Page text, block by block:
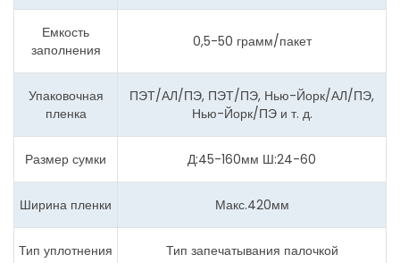
Емкость
заполнения
0,5-50 грамм/пакет
Упаковочная
пленка
ПЭТ/АЛ/ПЭ, ПЭТ/ПЭ, Нью-Йорк/АЛ/ПЭ,
Нью-Йорк/ПЭ и т. д.
Размер сумки Д:45-160мм Ш:24-60
Ширина пленки Макс.420мм
Тип уплотнения Тип запечатывания палочкой